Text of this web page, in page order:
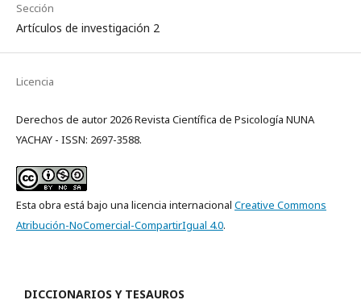
Sección
Artículos de investigación 2
Licencia
Derechos de autor 2026 Revista Científica de Psicología NUNA
YACHAY - ISSN: 2697-3588.
Esta obra está bajo una licencia internacional Creative Commons
Atribución-NoComercial-CompartirIgual 4.0.
DICCIONARIOS Y TESAUROS